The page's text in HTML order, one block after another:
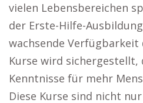
vielen Lebensbereichen
der Erste-Hilfe-
wachsende Verfügbarkeit
Kurse wird sichergestellt,
Kenntnisse für mehr
Diese Kurse sind nicht